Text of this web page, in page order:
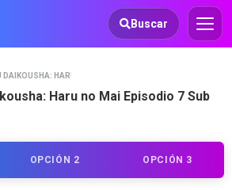
Buscar
HARU NO MAI
Haru no Mai Episodio 7 Sub
OPCIÓN 2 OPCIÓN 3